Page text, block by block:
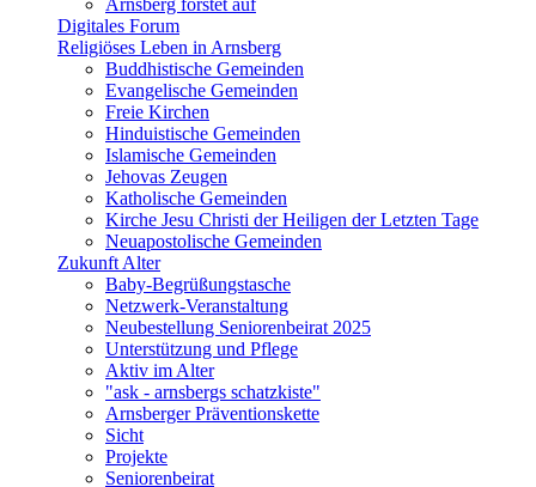
Arnsberg forstet auf
Digitales Forum
Religiöses Leben in Arnsberg
Buddhistische Gemeinden
Evangelische Gemeinden
Freie Kirchen
Hinduistische Gemeinden
Islamische Gemeinden
Jehovas Zeugen
Katholische Gemeinden
Kirche Jesu Christi der Heiligen der Letzten Tage
Neuapostolische Gemeinden
Zukunft Alter
Baby-Begrüßungstasche
Netzwerk-Veranstaltung
Neubestellung Seniorenbeirat 2025
Unterstützung und Pflege
Aktiv im Alter
"ask - arnsbergs schatzkiste"
Arnsberger Präventionskette
Sicht
Projekte
Seniorenbeirat